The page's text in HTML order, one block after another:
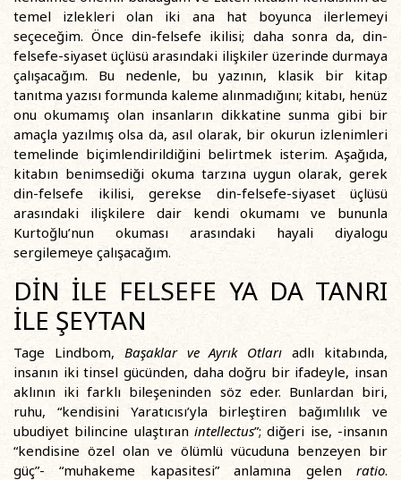
temel izlekleri olan iki ana hat boyunca ilerlemeyi
seçeceğim. Önce din-felsefe ikilisi; daha sonra da, din-
felsefe-siyaset üçlüsü arasındaki ilişkiler üzerinde durmaya
çalışacağım. Bu nedenle, bu yazının, klasik bir kitap
tanıtma yazısı formunda kaleme alınmadığını; kitabı, henüz
onu okumamış olan insanların dikkatine sunma gibi bir
amaçla yazılmış olsa da, asıl olarak, bir okurun izlenimleri
temelinde biçimlendirildiğini belirtmek isterim. Aşağıda,
kitabın benimsediği okuma tarzına uygun olarak, gerek
din-felsefe ikilisi, gerekse din-felsefe-siyaset üçlüsü
arasındaki ilişkilere dair kendi okumamı ve bununla
Kurtoğlu’nun okuması arasındaki hayali diyalogu
sergilemeye çalışacağım.
DİN İLE FELSEFE YA DA TANRI
İLE ŞEYTAN
Tage Lindbom, Başaklar ve Ayrık Otları adlı kitabında,
insanın iki tinsel gücünden, daha doğru bir ifadeyle, insan
aklının iki farklı bileşeninden söz eder. Bunlardan biri,
ruhu, “kendisini Yaratıcısı’yla birleştiren bağımlılık ve
ubudiyet bilincine ulaştıran intellectus”; diğeri ise, -insanın
“kendisine özel olan ve ölümlü vücuduna benzeyen bir
güç”- “muhakeme kapasitesi” anlamına gelen ratio.